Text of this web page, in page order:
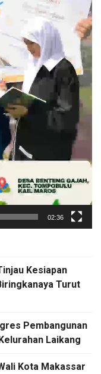
02:36
Kesiapan
Turut
Pembangunan
Laikang
Kota Makassar